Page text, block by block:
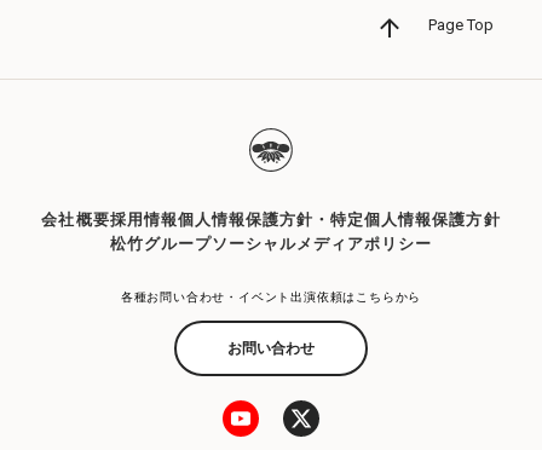
Page Top
会社概要採用情報個人情報保護方針・特定個人情報保護方針
松竹グループソーシャルメディアポリシー
各種お問い合わせ・イベント出演依頼はこちらから
お問い合わせ